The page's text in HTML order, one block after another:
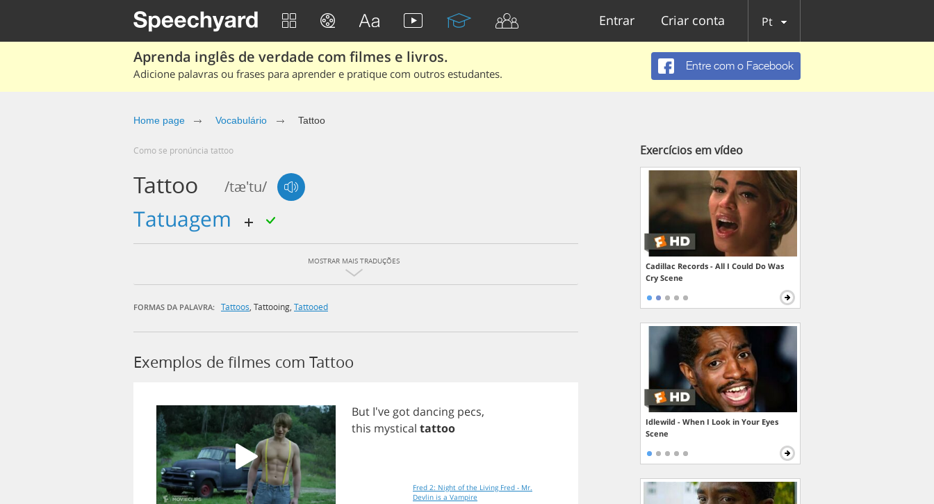
Entrar Criar conta Pt
Aprenda inglês de verdade com filmes e livros.
Adicione palavras ou frases para aprender e pratique com outros estudantes.
Entre com o Facebook
Home page Vocabulário Tattoo
Como se pronúncia tattoo
Tattoo /tæ'tu/
tatuagem
MOSTRAR MAIS TRADUÇÕES
FORMAS DA PALAVRA: Tattoos Tattooing Tattooed
Exemplos de filmes com Tattoo
But I've got dancing pecs,
this mystical tattoo
Fred 2: Night of the Living Fred - Mr.
Devlin is a Vampire
Exercícios em vídeo
Cadillac Records - All I Could Do Was
Cry Scene
Idlewild - When I Look in Your Eyes
Scene